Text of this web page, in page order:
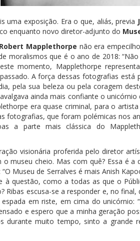
uma exposição. Era o que, aliás, previa
enquanto novo diretor-adjunto do
Robert Mapplethorpe não era
moralismos que é o ano de 2018:
momento, Mapplethorpe
A força dessas fotografias
pela sua beleza ou pela coragem
ainda mais confiante o
era quase criminal, para o
fotografias, que foram polémicas nos
a parte mais clássica do
visionária proferida pelo diretor
museu cheio. Mas com quê? Essa é a
Museu de Serralves é mais Anish
à questão, como a todas as que o
Ribas escusa-se a responder e, no
em riste, em cima do
e espero que a minha geração
durante muito tempo, sinto a grande